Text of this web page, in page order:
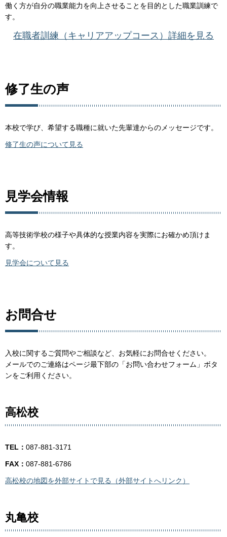
働く方が自分の職業能力を向上させることを目的とした職業訓練で
す。
在職者訓練（キャリアアップコース）詳細を見る
修了生の声
本校で学び、希望する職種に就いた先輩達からのメッセージです。
修了生の声について見る
見学会情報
高等技術学校の様子や具体的な授業内容を実際にお確かめ頂けま
す。
見学会について見る
お問合せ
入校に関するご質問やご相談など、お気軽にお問合せください。
メールでのご連絡はページ最下部の「お問い合わせフォーム」ボタ
ンをご利用ください。
高松校
TEL： 087-881-3171
FAX： 087-881-6786
高松校の地図を外部サイトで見る（外部サイトへリンク）
丸亀校